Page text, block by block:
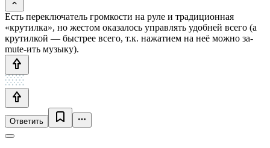
Есть переключатель громкости на руле и традиционная
«крутилка», но жестом оказалось управлять удобней всего (а
крутилкой — быстрее всего, т.к. нажатием на неё можно за-
mute-ить музыку).
Ответить